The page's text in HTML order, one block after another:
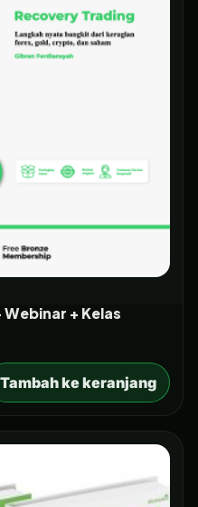
+ Kelas
Tambah ke keranjang